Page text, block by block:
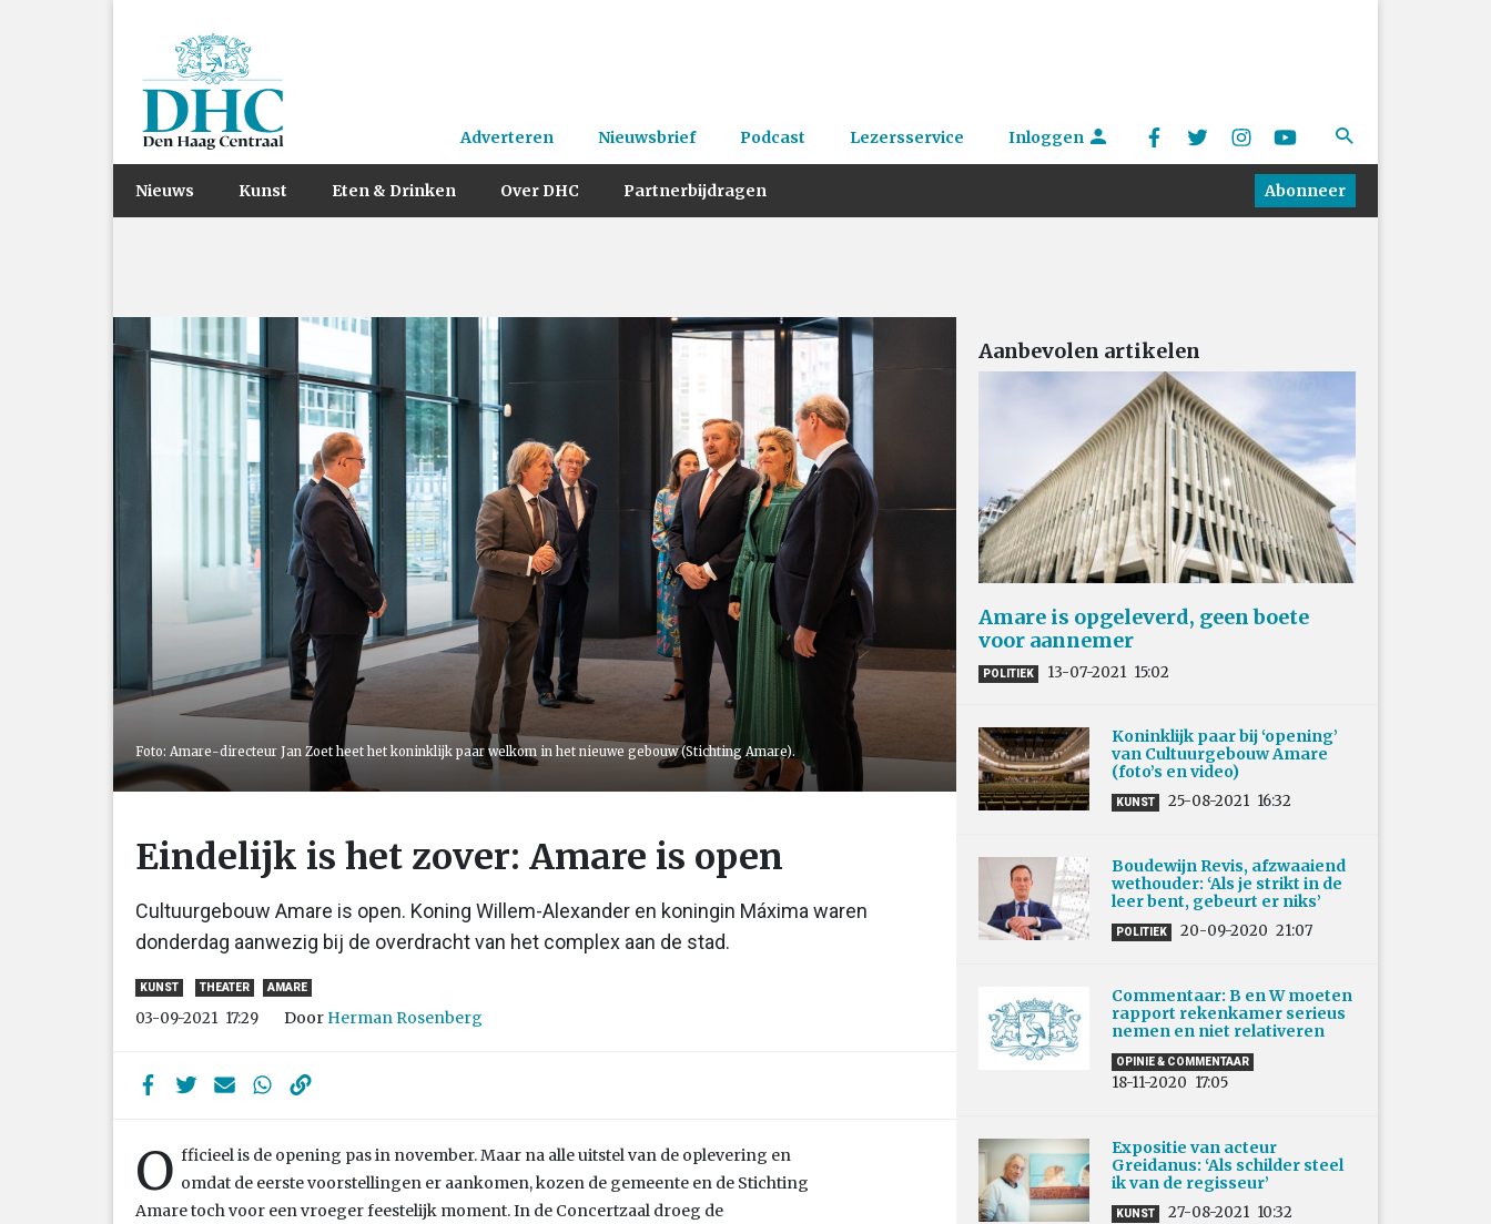
Adverteren Nieuwsbrief Podcast Lezersservice Inloggen
Nieuws Kunst Eten & Drinken Over DHC Partnerbijdragen Abonneer
Foto: Amare-directeur Jan Zoet heet het koninklijk paar welkom in het nieuwe gebouw (Stichting Amare).
Eindelijk is het zover: Amare is open
Cultuurgebouw Amare is open. Koning Willem-Alexander en koningin Máxima waren
donderdag aanwezig bij de overdracht van het complex aan de stad.
KUNST THEATER AMARE
03-09-2021 17:29 Door Herman Rosenberg
O fficieel is de opening pas in november. Maar na alle uitstel van de oplevering en
omdat de eerste voorstellingen er aankomen, kozen de gemeente en de Stichting
Amare toch voor een vroeger feestelijk moment. In de Concertzaal droeg de
Aanbevolen artikelen
Amare is opgeleverd, geen boete
voor aannemer
POLITIEK 13-07-2021 15:02
Koninklijk paar bij ‘opening’
van Cultuurgebouw Amare
(foto’s en video)
KUNST 25-08-2021 16:32
Boudewijn Revis, afzwaaiend
wethouder: ‘Als je strikt in de
leer bent, gebeurt er niks’
POLITIEK 20-09-2020 21:07
Commentaar: B en W moeten
rapport rekenkamer serieus
nemen en niet relativeren
OPINIE & COMMENTAAR
18-11-2020 17:05
Expositie van acteur
Greidanus: ‘Als schilder steel
ik van de regisseur’
KUNST 27-08-2021 10:32